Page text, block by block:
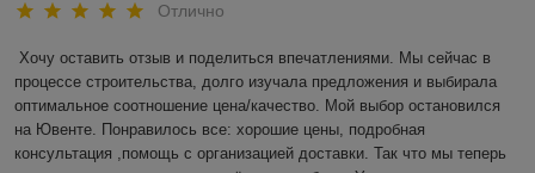
Отлично
Хочу оставить отзыв и поделиться впечатлениями. Мы сейчас в
процессе строительства, долго изучала предложения и выбирала
оптимальное соотношение цена/качество. Мой выбор остановился
на Ювенте. Понравилось все: хорошие цены, подробная
консультация ,помощь с организацией доставки. Так что мы теперь